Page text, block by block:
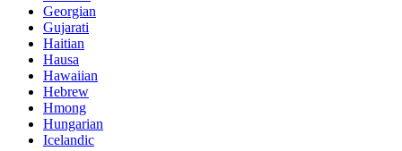
Georgian
Gujarati
Haitian
Hausa
Hawaiian
Hebrew
Hmong
Hungarian
Icelandic